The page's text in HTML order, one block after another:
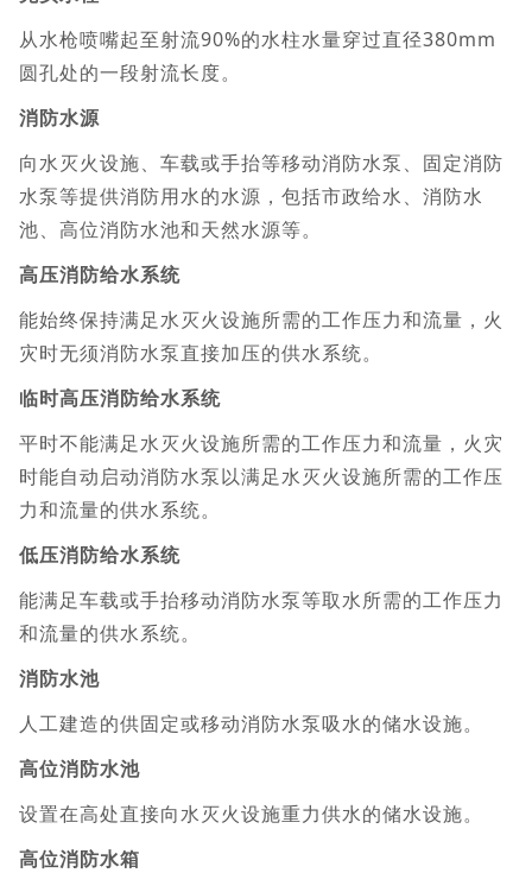
从水枪喷嘴起至射流90%的水柱水量穿过直径380mm
圆孔处的一段射流长度。
消防水源
向水灭火设施、车载或手抬等移动消防水泵、固定消防
水泵等提供消防用水的水源，包括市政给水、消防水
池、高位消防水池和天然水源等。
高压消防给水系统
能始终保持满足水灭火设施所需的工作压力和流量，火
灾时无须消防水泵直接加压的供水系统。
临时高压消防给水系统
平时不能满足水灭火设施所需的工作压力和流量，火灾
时能自动启动消防水泵以满足水灭火设施所需的工作压
力和流量的供水系统。
低压消防给水系统
能满足车载或手抬移动消防水泵等取水所需的工作压力
和流量的供水系统。
消防水池
人工建造的供固定或移动消防水泵吸水的储水设施。
高位消防水池
设置在高处直接向水灭火设施重力供水的储水设施。
高位消防水箱